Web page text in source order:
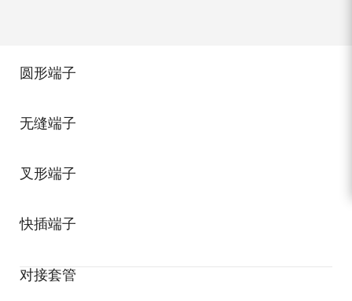
圆形端子
无缝端子
叉形端子
快插端子
对接套管